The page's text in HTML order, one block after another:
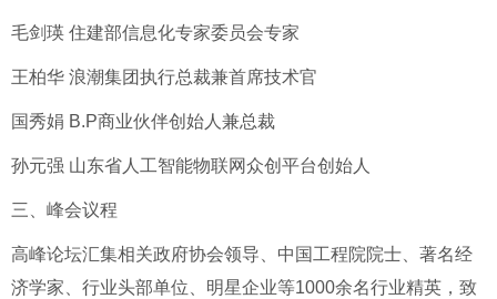
毛剑瑛 住建部信息化专家委员会专家
王柏华 浪潮集团执行总裁兼首席技术官
国秀娟 B.P商业伙伴创始人兼总裁
孙元强 山东省人工智能物联网众创平台创始人
三、峰会议程
高峰论坛汇集相关政府协会领导、中国工程院院士、著名经
济学家、行业头部单位、明星企业等1000余名行业精英，致